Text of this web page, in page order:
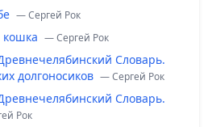
— Сергей Рок
кошка — Сергей Рок
Словарь.
долгоносиков — Сергей Рок
Словарь.
Рок